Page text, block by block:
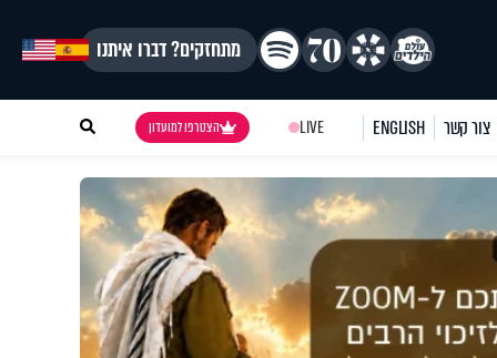
מתחזקים? דברו איתנו
צור קשר ENGLISH
LIVE הצטרפו למועדון